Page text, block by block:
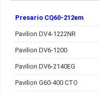
Presario CQ60-212em
Pavilion DV4-1222NR
Pavilion DV6-1200
Pavilion DV6-2140EG
Pavilion G60-400 CTO